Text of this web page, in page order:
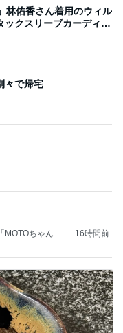
林佑香さん着用のウィル
ックスリーブカーディガ
々で帰宅
ちゃんと
16時間前